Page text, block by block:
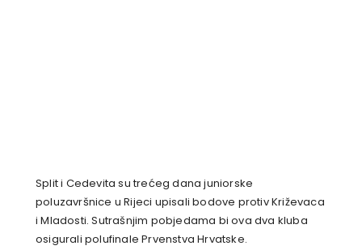
Split i Cedevita su trećeg dana juniorske
poluzavršnice u Rijeci upisali bodove protiv Križevaca
i Mladosti. Sutrašnjim pobjedama bi ova dva kluba
osigurali polufinale Prvenstva Hrvatske.